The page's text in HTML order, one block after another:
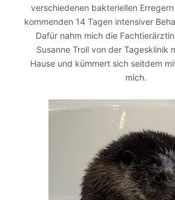
verschiedenen bakteriellen
kommenden 14 Tagen intensiver
Dafür nahm mich die
Susanne Troll von der Tagesklinik
Hause und kümmert sich seitdem
mich.